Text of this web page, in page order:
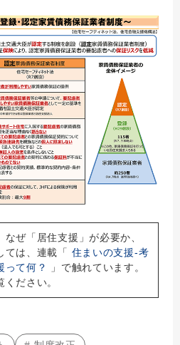
なぜ「居住支援」が必要か、
ては、連載「 住まいの支援‐考
て何？
」で触れています。
ださい。